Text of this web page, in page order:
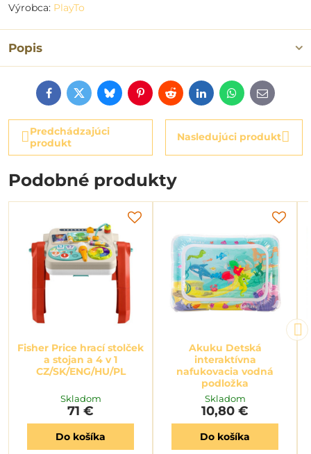
Výrobca: PlayTo
Popis
FacebookTwitterBlueskyPinterestRedditLinkedInWhatsApp
E-
mail
Predchádzajúci
produkt
Nasledujúci produkt
Podobné produkty
Fisher Price hrací stolček
a stojan a 4 v 1
CZ/SK/ENG/HU/PL
Skladom
71 €
Do košíka
Akuku Detská
interaktívna
nafukovacia vodná
podložka
Skladom
10,80 €
Do košíka